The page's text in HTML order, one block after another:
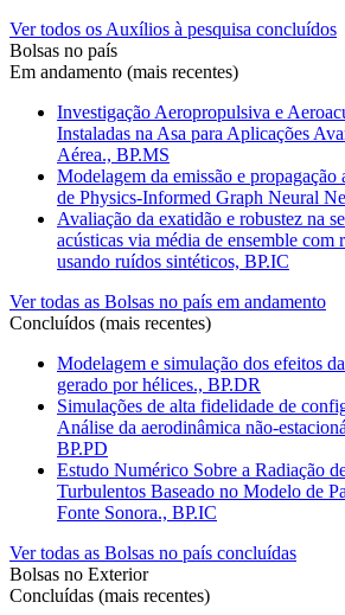
Ver todos os Auxílios à pesquisa concluídos
Bolsas no país
Em andamento (mais recentes)
Investigação Aeropropulsiva e
Instaladas na Asa para Aplicações
Aérea., BP.MS
Modelagem da emissão e propagação
de Physics-Informed Graph Neural
Avaliação da exatidão e robustez na
acústicas via média de ensemble com
usando ruídos sintéticos, BP.IC
Ver todas as Bolsas no país em andamento
Concluídos (mais recentes)
Modelagem e simulação dos efeitos
gerado por hélices., BP.DR
Simulações de alta fidelidade de
Análise da aerodinâmica não-
BP.PD
Estudo Numérico Sobre a Radiação
Turbulentos Baseado no Modelo de
Fonte Sonora., BP.IC
Ver todas as Bolsas no país concluídas
Bolsas no Exterior
Concluídas (mais recentes)